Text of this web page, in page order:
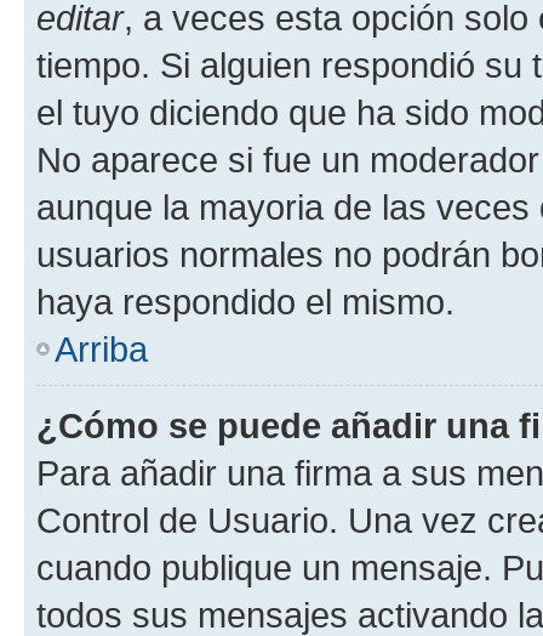
editar, a veces esta opción
tiempo. Si alguien respondió
el tuyo diciendo que ha sido
No aparece si fue un
aunque la mayoria de las
usuarios normales no podrán
haya respondido el mismo.
Arriba
¿Cómo se puede añadir una
Para añadir una firma a sus
Control de Usuario. Una vez
cuando publique un mensaje.
todos sus mensajes activando